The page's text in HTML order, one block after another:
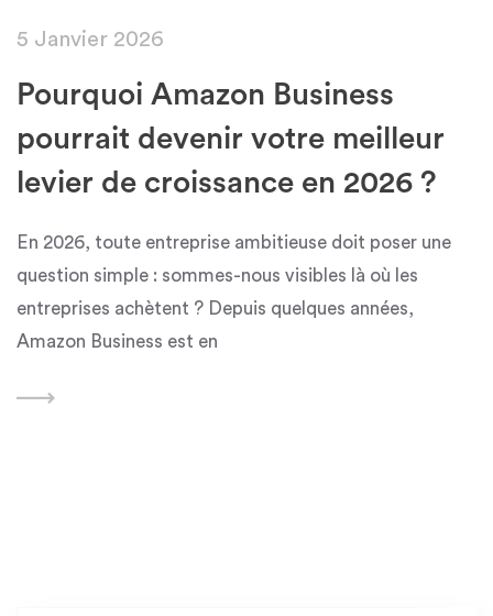
5 Janvier 2026
Pourquoi Amazon Business
pourrait devenir votre meilleur
levier de croissance en 2026 ?
En 2026, toute entreprise ambitieuse doit poser une
question simple : sommes-nous visibles là où les
entreprises achètent ? Depuis quelques années,
Amazon Business est en